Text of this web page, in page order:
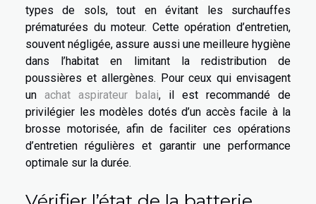
types de sols, tout en évitant les surchauffes
prématurées du moteur. Cette opération d’entretien,
souvent négligée, assure aussi une meilleure hygiène
dans l’habitat en limitant la redistribution de
poussières et allergènes. Pour ceux qui envisagent
un achat aspirateur balai, il est recommandé de
privilégier les modèles dotés d’un accès facile à la
brosse motorisée, afin de faciliter ces opérations
d’entretien régulières et garantir une performance
optimale sur la durée.